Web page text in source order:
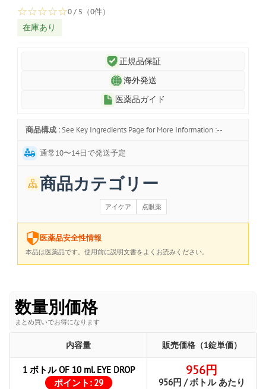
☆☆☆☆☆0 / 5（0件）
在庫あり
正規品保証
海外発送
医薬品ガイド
商品構成 : See Key Ingredients Page for More Information :--
通常10〜14日で発送予定
商品カテゴリー
アイケア 点眼薬
医薬品安全性情報
本品は医薬品です。使用前に説明文書をよくお読みください。
数量別価格
まとめ買いでお得になります
内容量 販売価格（1錠単価）
1 ボトル OF 10 ml. EYE DROP
ポイント: 29
956円
956円 / ボトル あたり